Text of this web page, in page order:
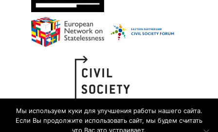
Мы используем куки для улучшения работы нашего сайта.
Если Вы продолжите использовать сайт, мы будем считать
что Вас это устраивает.